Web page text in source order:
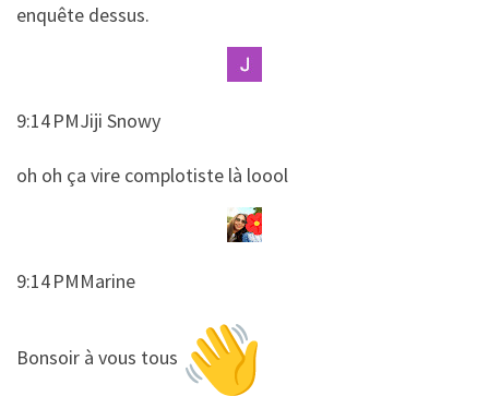
enquête dessus.
9:14 PMJiji Snowy
​​oh oh ça vire complotiste là loool
9:14 PMMarine
​​Bonsoir à vous tous